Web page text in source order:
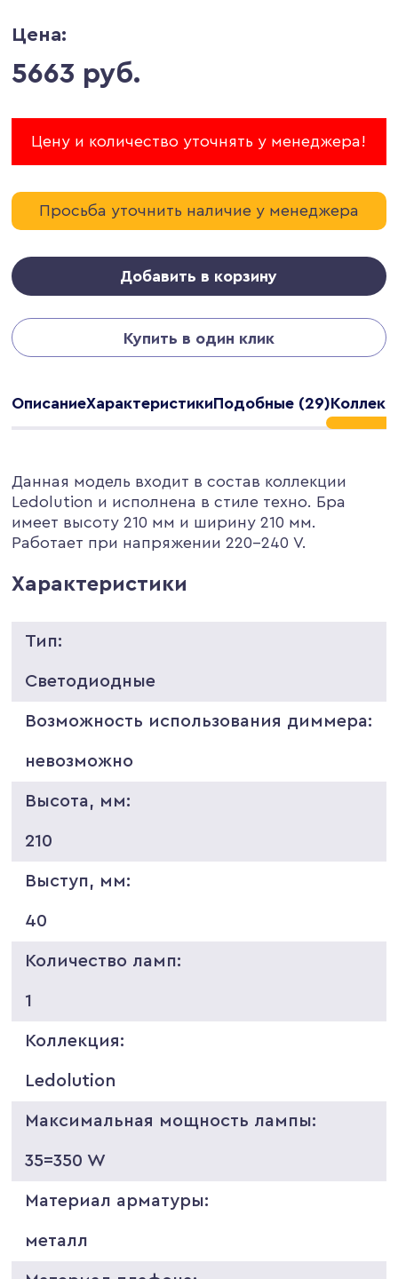
Цена:
5663 руб.
Цену и количество уточнять у менеджера!
Просьба уточнить наличие у менеджера
Добавить в корзину
Купить в один клик
ОписаниеХарактеристикиПодобные (29)
Данная модель входит в состав коллекции
Ledolution и исполнена в стиле техно. Бра
имеет высоту 210 мм и ширину 210 мм.
Работает при напряжении 220-240 V.
Характеристики
Тип:
Светодиодные
Возможность использования диммера:
невозможно
Высота, мм:
210
Выступ, мм:
40
Количество ламп:
1
Коллекция:
Ledolution
Максимальная мощность лампы:
35=350 W
Материал арматуры:
металл